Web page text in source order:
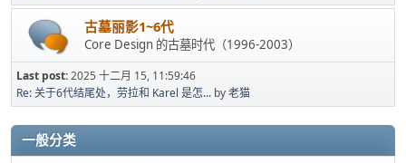
古墓丽影1~6代
Core Design 的古墓时代（1996-2003）
Last post:2025 十二月 15, 11:59:46
Re: 关于6代结尾处，劳拉和 Karel 是怎... by老猫
一般分类